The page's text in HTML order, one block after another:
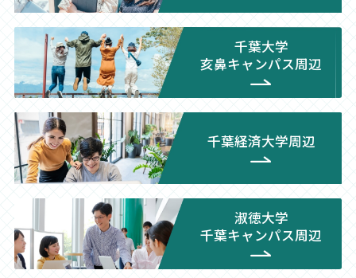
千葉大学
亥鼻キャンパス周辺
千葉経済大学周辺
淑徳大学
千葉キャンパス周辺